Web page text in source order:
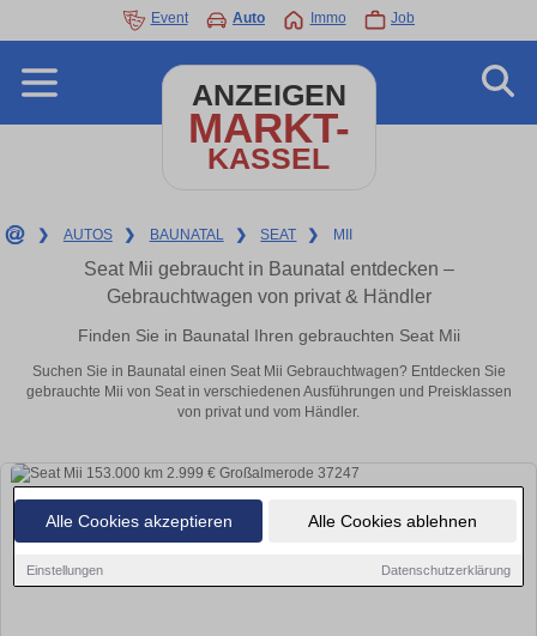
Alle Cookies akzeptieren Alle Cookies ablehnen
Einstellungen Datenschutzerklärung
Event Auto Immo Job
ANZEIGEN
MARKT-
KASSEL
❯ AUTOS ❯ BAUNATAL ❯ SEAT ❯ MII
Seat Mii gebraucht in Baunatal entdecken –
Gebrauchtwagen von privat & Händler
Finden Sie in Baunatal Ihren gebrauchten Seat Mii
Suchen Sie in Baunatal einen Seat Mii Gebrauchtwagen? Entdecken Sie
gebrauchte Mii von Seat in verschiedenen Ausführungen und Preisklassen
von privat und vom Händler.